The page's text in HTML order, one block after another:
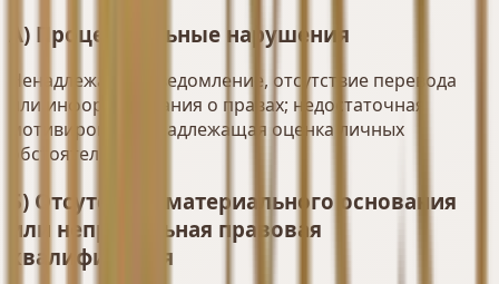
А) Процессуальные нарушения
Ненадлежащее уведомление, отсутствие перевода
или информирования о правах; недостаточная
мотивировка; ненадлежащая оценка личных
обстоятельств.
Б) Отсутствие материального основания
или неправильная правовая
квалификация